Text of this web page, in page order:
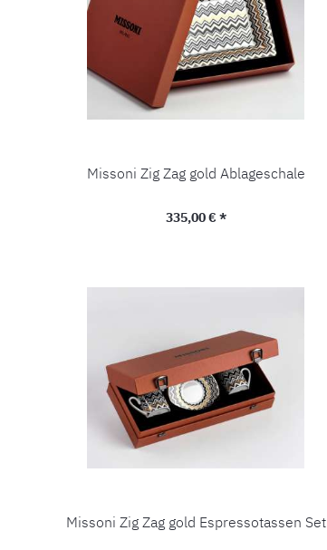
Missoni Zig Zag gold Ablageschale
Regulärer Preis:
335,00 € *
Missoni Zig Zag gold Espressotassen Set